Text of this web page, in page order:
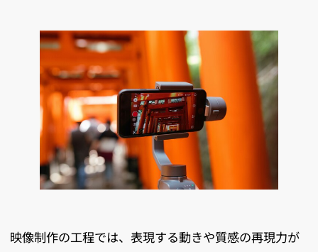
映像制作の工程では、表現する動きや質感の再現力が